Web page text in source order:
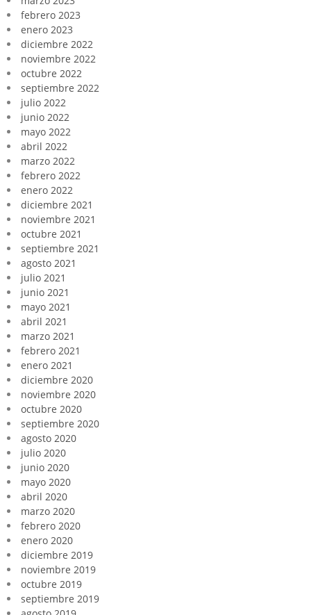
febrero 2023
enero 2023
diciembre 2022
noviembre 2022
octubre 2022
septiembre 2022
julio 2022
junio 2022
mayo 2022
abril 2022
marzo 2022
febrero 2022
enero 2022
diciembre 2021
noviembre 2021
octubre 2021
septiembre 2021
agosto 2021
julio 2021
junio 2021
mayo 2021
abril 2021
marzo 2021
febrero 2021
enero 2021
diciembre 2020
noviembre 2020
octubre 2020
septiembre 2020
agosto 2020
julio 2020
junio 2020
mayo 2020
abril 2020
marzo 2020
febrero 2020
enero 2020
diciembre 2019
noviembre 2019
octubre 2019
septiembre 2019